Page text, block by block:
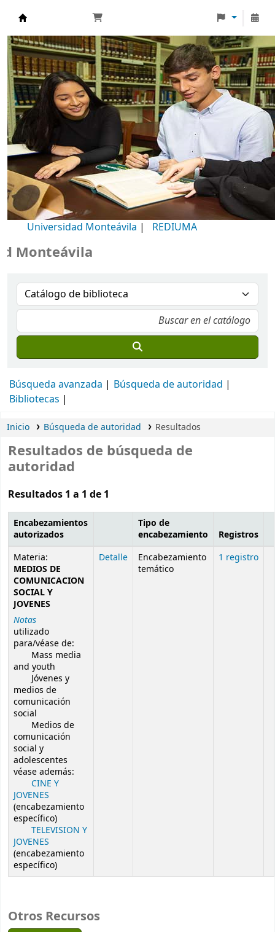
Biblioteca Universidad Monteávila
Universidad Monteávila | REDIUMA
Búsqueda avanzada
Búsqueda de autoridad
Bibliotecas
Inicio Búsqueda de autoridad Resultados
Otros Recursos
Resultados de búsqueda de
autoridad
Resultados 1 a 1 de 1
Resultados de búsqueda de autoridad
Encabezamientos
autorizados
Tipo de
encabezamiento
Registros
Materia:
MEDIOS DE
COMUNICACION
SOCIAL Y
JOVENES
Notas
utilizado
para/véase de:
Mass media
and youth
Jóvenes y
medios de
comunicación
social
Medios de
comunicación
social y
adolescentes
véase además:
CINE Y
JOVENES
(encabezamiento
específico)
TELEVISION Y
JOVENES
(encabezamiento
específico)
Detalle
Encabezamiento
temático
1 registro